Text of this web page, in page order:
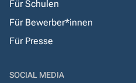
Für Schulen
Für Bewerber*innen
Für Presse
SOCIAL MEDIA